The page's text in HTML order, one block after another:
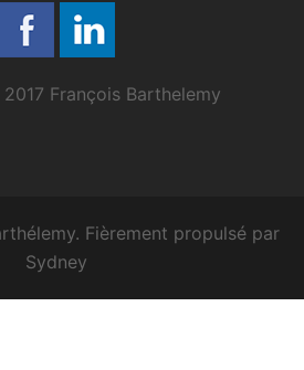
François Barthelemy
Fièrement propulsé par
Sydney